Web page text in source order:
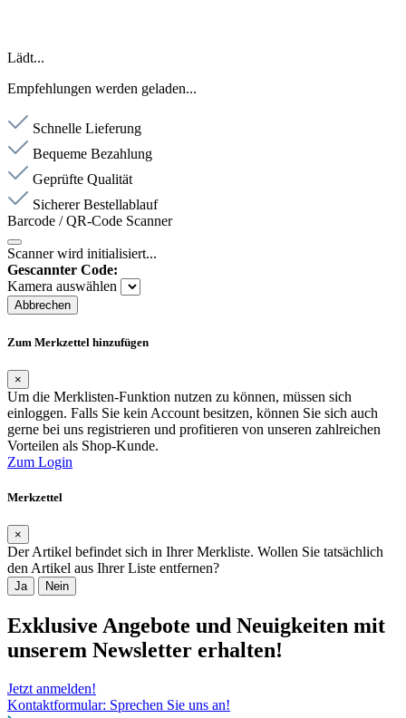
Lädt...
Empfehlungen werden geladen...
Schnelle Lieferung
Bequeme Bezahlung
Geprüfte Qualität
Sicherer Bestellablauf
Barcode / QR-Code Scanner
Scanner wird initialisiert...
Gescannter Code:
Kamera auswählen
Abbrechen
Zum Merkzettel hinzufügen
×
Um die Merklisten-Funktion nutzen zu können, müssen sich
einloggen. Falls Sie kein Account besitzen, können Sie sich auch
gerne bei uns registrieren und profitieren von unseren zahlreichen
Vorteilen als Shop-Kunde.
Zum Login
Merkzettel
×
Der Artikel befindet sich in Ihrer Merkliste. Wollen Sie tatsächlich
den Artikel aus Ihrer Liste entfernen?
Ja Nein
Exklusive Angebote und Neuigkeiten mit
unserem Newsletter erhalten!
Jetzt anmelden!
Kontaktformular: Sprechen Sie uns an!